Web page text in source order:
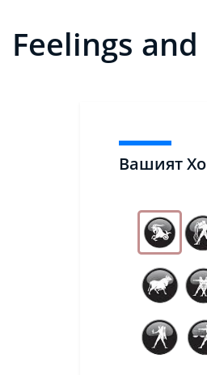
Feelings
Вашият